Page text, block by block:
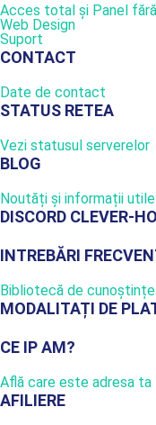
Acces total și Panel
Web Design
Suport
CONTACT
Date de contact
STATUS RETEA
Vezi statusul serverelor
BLOG
Noutăți și informații utile
DISCORD CLEVER-
INTREBĂRI
Bibliotecă de cunoștințe
MODALITAȚI DE
CE IP AM?
Află care este adresa ta
AFILIERE